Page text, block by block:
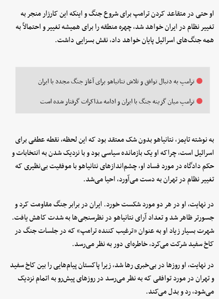
او حتی در متقاعد کردن ترامپ برای شروع جنگ و اینکه این کارزار منجر به
تغییر نظام در ایران خواهد شد، چهره منطقه را برای همیشه تغییر و احتمالاً به
همه جنگ‌های اسرائیل پایان خواهد داد، نقش بسزایی داشت.
ترامپ به دنبال توافق و تلاش نتانیاهو برای آغاز جنگ مجدد با ایران
ترامپ میان گزینه جنگ با ایران و ادامه مذاکرات گرفتار شده است
به نوشته تایمز، نتانیاهو بدون شک معتقد بود که این لحظه، نقطه عطفی برای
اسرائیل است، چراکه او یک بازمانده سیاسی بود و با نزدیک شدن به انتخابات و
حکم دادگاه در مورد فساد او، چشم‌اندازهای نتانیاهو با موفقیت بی‌نظیری که
تغییر نظام در تهران به دست می‌آورد، احیا می‌شد.
در نهایت، او در هر دو مورد شکست خورد. ایران در برابر جنگ مقاومت کرد و
جسورتر ظاهر شد و تعداد آرای نتانیاهو در نظرسنجی‌ها به شدت کاهش یافت.
شهرت بسیار زیاد او به عنوان «ترغیب کننده ترامپ» که در جلسات جنگ در
کاخ سفید شرکت می‌کرد، خاطره‌ای دور به نظر می‌رسد.
در نهایت، او روزها در بی‌خبری رها شد، زیرا پاکستان پیام‌هایی را بین کاخ سفید
و تهران در مورد توافقی که به نظر می‌رسد در روزهای پیش‌رو به اتمام نزدیک
می‌شود، رد و بدل می‌کند.